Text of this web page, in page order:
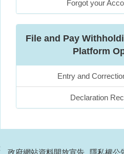
Forgot your
File and Pay
Platform
Entry and
Declaration
政府網站資料開放宣告 隱私權公